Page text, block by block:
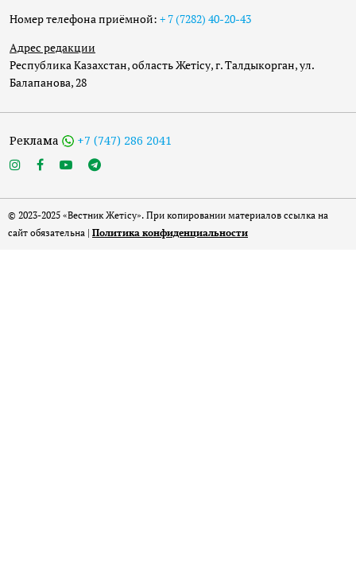
Номер телефона приёмной: + 7 (7282) 40-20-43
Адрес редакции
Республика Казахстан, область Жетісу, г. Талдыкорган, ул.
Балапанова, 28
Реклама +7 (747) 286 2041
© 2023-2025 «Вестник Жетісу». При копировании материалов ссылка на
сайт обязательна | Политика конфиденциальности